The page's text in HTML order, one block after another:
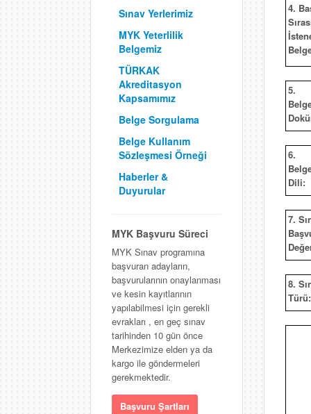
Sınav Yerlerimiz
MYK Yeterlilik
Belgemiz
TÜRKAK
Akreditasyon
Kapsamımız
Belge Sorgulama
Belge Kullanım
Sözleşmesi Örneği
Haberler &
Duyurular
MYK Başvuru Süreci
MYK Sınav programına
başvuran adayların,
başvurularının onaylanması
ve kesin kayıtlarının
yapılabilmesi için gerekli
evrakları , en geç sınav
tarihinden 10 gün önce
Merkezimize elden ya da
kargo ile göndermeleri
gerekmektedir.
Başvuru Şartları
4.
5.
6.
Dili:
7.
8.
Türü: